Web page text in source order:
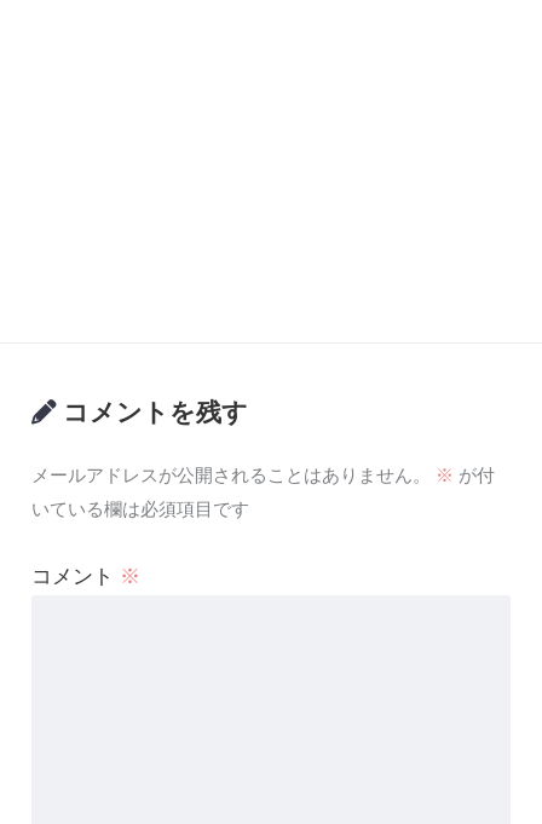
コメントを残す
メールアドレスが公開されることはありません。 ※ が付
いている欄は必須項目です
コメント ※